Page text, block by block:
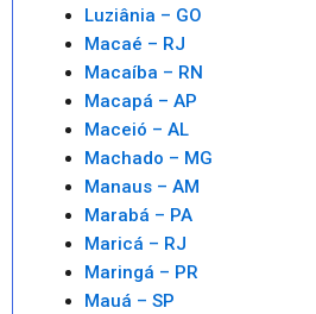
Luziânia – GO
Macaé – RJ
Macaíba – RN
Macapá – AP
Maceió – AL
Machado – MG
Manaus – AM
Marabá – PA
Maricá – RJ
Maringá – PR
Mauá – SP